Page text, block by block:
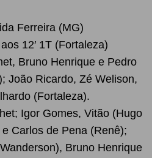
Ferreira (MG)
12′ 1T (Fortaleza)
Bruno Henrique e Pedro
João Ricardo, Zé Welison,
(Fortaleza).
Igor Gomes, Vitão (Hugo
Carlos de Pena (Renê);
Bruno Henrique